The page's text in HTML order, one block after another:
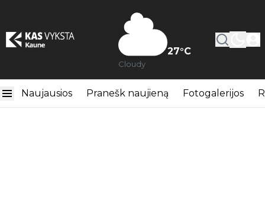
27°C
Cloudy
Naujausios Pranešk naujieną Fotogalerijos